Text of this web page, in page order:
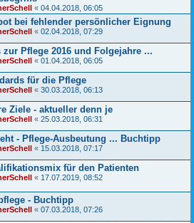
« 04.04.2018, 06:05
bei fehlender persönlicher Eignung
« 02.04.2018, 07:29
zur Pflege 2016 und Folgejahre ...
« 01.04.2018, 06:05
für die Pflege
« 30.03.2018, 06:13
Ziele - aktueller denn je
« 25.03.2018, 06:31
- Pflege-Ausbeutung ... Buchtipp
« 15.03.2018, 07:17
für den Patienten
« 17.07.2019, 08:52
- Buchtipp
« 07.03.2018, 07:26